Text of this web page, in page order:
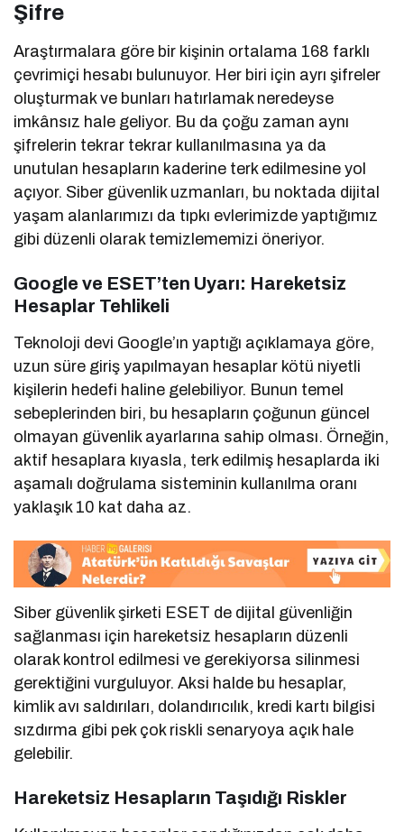
Şifre
Araştırmalara göre bir kişinin ortalama 168 farklı
çevrimiçi hesabı bulunuyor. Her biri için ayrı şifreler
oluşturmak ve bunları hatırlamak neredeyse
imkânsız hale geliyor. Bu da çoğu zaman aynı
şifrelerin tekrar tekrar kullanılmasına ya da
unutulan hesapların kaderine terk edilmesine yol
açıyor. Siber güvenlik uzmanları, bu noktada dijital
yaşam alanlarımızı da tıpkı evlerimizde yaptığımız
gibi düzenli olarak temizlememizi öneriyor.
Google ve ESET’ten Uyarı: Hareketsiz
Hesaplar Tehlikeli
Teknoloji devi Google’ın yaptığı açıklamaya göre,
uzun süre giriş yapılmayan hesaplar kötü niyetli
kişilerin hedefi haline gelebiliyor. Bunun temel
sebeplerinden biri, bu hesapların çoğunun güncel
olmayan güvenlik ayarlarına sahip olması. Örneğin,
aktif hesaplara kıyasla, terk edilmiş hesaplarda iki
aşamalı doğrulama sisteminin kullanılma oranı
yaklaşık 10 kat daha az.
Siber güvenlik şirketi ESET de dijital güvenliğin
sağlanması için hareketsiz hesapların düzenli
olarak kontrol edilmesi ve gerekiyorsa silinmesi
gerektiğini vurguluyor. Aksi halde bu hesaplar,
kimlik avı saldırıları, dolandırıcılık, kredi kartı bilgisi
sızdırma gibi pek çok riskli senaryoya açık hale
gelebilir.
Hareketsiz Hesapların Taşıdığı Riskler